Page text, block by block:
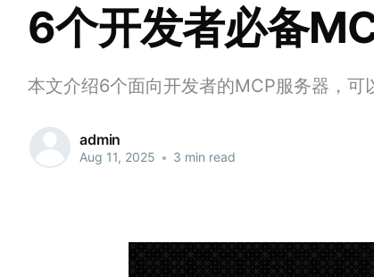
6个开发者必备
本文介绍6个面向开发者的MCP服务器，可
admin
Aug 11, 2025 • 3 min read